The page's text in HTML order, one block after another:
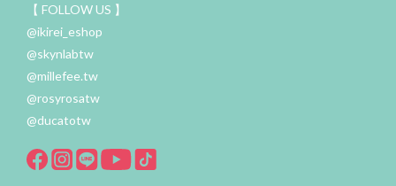
【 FOLLOW US 】
@ikirei_eshop
@skynlabtw
@millefee.tw
@rosyrosatw
@ducatotw